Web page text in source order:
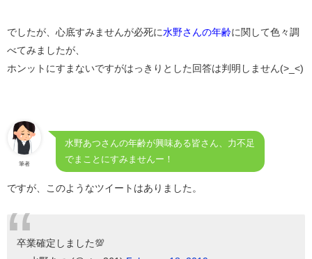
でしたが、心底すみませんが必死に水野さんの年齢に関して色々調
べてみましたが、
ホンットにすまないですがはっきりとした回答は判明しません(>_<)
筆者
水野あつさんの年齢が興味ある皆さん、力不足
でまことにすみませんー！
ですが、このようなツイートはありました。
卒業確定しました💯